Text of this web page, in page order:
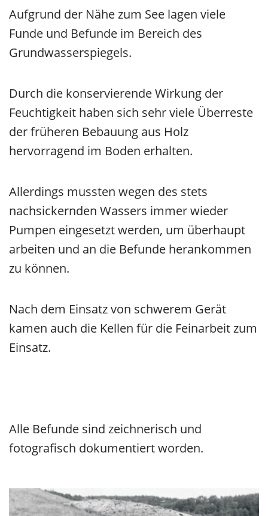
Aufgrund der Nähe zum See lagen viele
Funde und Befunde im Bereich des
Grundwasserspiegels.
Durch die konservierende Wirkung der
Feuchtigkeit haben sich sehr viele Überreste
der früheren Bebauung aus Holz
hervorragend im Boden erhalten.
Allerdings mussten wegen des stets
nachsickernden Wassers immer wieder
Pumpen eingesetzt werden, um überhaupt
arbeiten und an die Befunde herankommen
zu können.
Nach dem Einsatz von schwerem Gerät
kamen auch die Kellen für die Feinarbeit zum
Einsatz.
Alle Befunde sind zeichnerisch und
fotografisch dokumentiert worden.